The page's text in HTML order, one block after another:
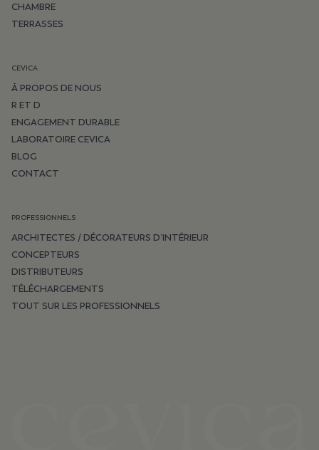
CHAMBRE
TERRASSES
CEVICA
À PROPOS DE NOUS
R ET D
ENGAGEMENT DURABLE
LABORATOIRE CEVICA
BLOG
CONTACT
PROFESSIONNELS
ARCHITECTES / DÉCORATEURS D’INTÉRIEUR
CONCEPTEURS
DISTRIBUTEURS
TÉLÉCHARGEMENTS
TOUT SUR LES PROFESSIONNELS